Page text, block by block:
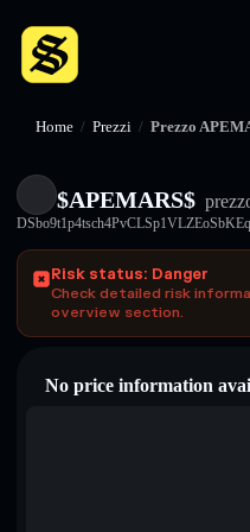
Home / Prezzi / Prezzo
$APEMARS$
Risk status: Danger
Check detailed risk
overview section.
No price information